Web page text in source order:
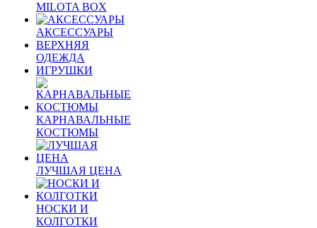
MILOTA BOX
АКСЕССУАРЫ
ВЕРХНЯЯ
ОДЕЖДА
ИГРУШКИ
КАРНАВАЛЬНЫЕ
КОСТЮМЫ
ЛУЧШАЯ ЦЕНА
НОСКИ И
КОЛГОТКИ